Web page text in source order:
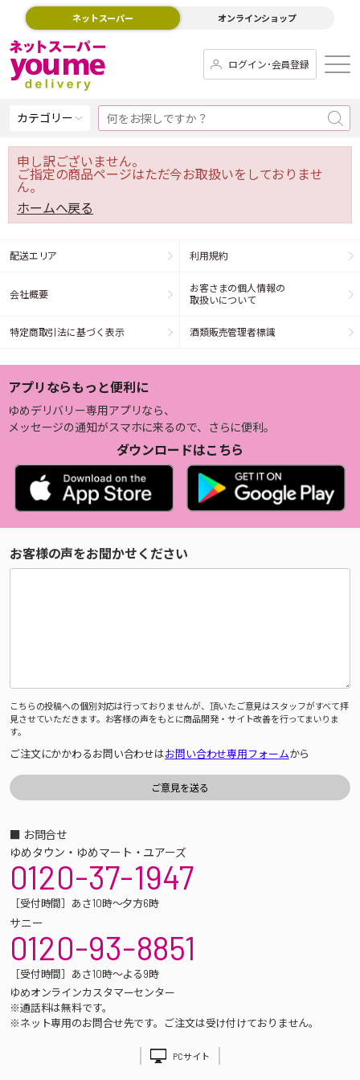
ネットスーパー オンラインショップ
ログイン･会員登録
カテゴリー
申し訳ございません。
ご指定の商品ページはただ今お取扱いをしておりませ
ん。
ホームへ戻る
配送エリア 利用規約
会社概要
お客さまの個人情報の
取扱いについて
特定商取引法に基づく表示 酒類販売管理者標識
アプリならもっと便利に
ゆめデリバリー専用アプリなら、
メッセージの通知がスマホに来るので、さらに便利。
ダウンロードはこちら
お客様の声をお聞かせください
こちらの投稿への個別対応は行っておりませんが、頂いたご意見はスタッフがすべて拝
見させていただきます。お客様の声をもとに商品開発・サイト改善を行ってまいりま
す。
ご注文にかかわるお問い合わせはお問い合わせ専用フォームから
■ お問合せ
ゆめタウン・ゆめマート・ユアーズ
0120-37-1947
［受付時間］あさ10時～夕方6時
サニー
0120-93-8851
［受付時間］あさ10時～よる9時
ゆめオンラインカスタマーセンター
※通話料は無料です。
※ネット専用のお問合せ先です。ご注文は受け付けておりません。
PCサイト